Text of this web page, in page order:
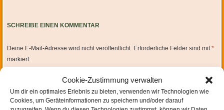
Cookie-Zustimmung verwalten
Um dir ein optimales Erlebnis zu bieten, verwenden wir Technologien wie
Cookies, um Geräteinformationen zu speichern und/oder darauf
SCHREIBE EINEN KOMMENTAR
Deine E-Mail-Adresse wird nicht veröffentlicht. Erforderliche Felder sind mit*
markiert